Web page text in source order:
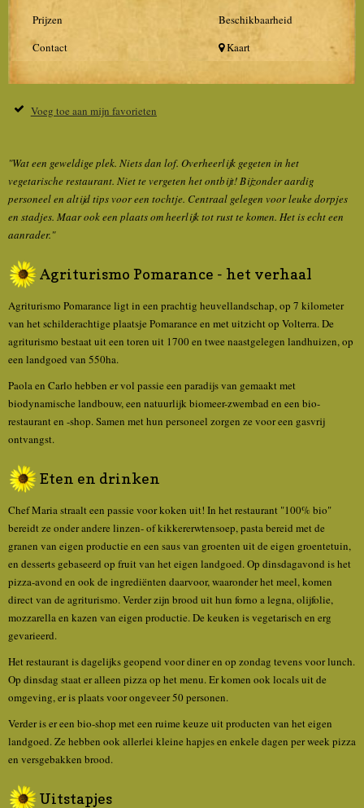
Prijzen
Beschikbaarheid
Contact
Kaart
Voeg toe aan mijn favorieten
"Wat een geweldige plek. Niets dan lof. Overheerlijk gegeten in het
vegetarische restaurant. Niet te vergeten het ontbijt! Bijzonder aardig
personeel en altijd tips voor een tochtje. Centraal gelegen voor leuke dorpjes
en stadjes. Maar ook een plaats om heerlijk tot rust te komen. Het is echt een
aanrader."
Agriturismo Pomarance - het verhaal
Agriturismo Pomarance ligt in een prachtig heuvellandschap, op 7 kilometer
van het schilderachtige plaatsje Pomarance en met uitzicht op Volterra. De
agriturismo bestaat uit een toren uit 1700 en twee naastgelegen landhuizen, op
een landgoed van 550ha.
Paola en Carlo hebben er vol passie een paradijs van gemaakt met
biodynamische landbouw, een natuurlijk biomeer-zwembad en een bio-
restaurant en -shop. Samen met hun personeel zorgen ze voor een gasvrij
ontvangst.
Eten en drinken
Chef Maria straalt een passie voor koken uit! In het restaurant "100% bio"
bereidt ze onder andere linzen- of kikkererwtensoep, pasta bereid met de
granen van eigen productie en een saus van groenten uit de eigen groentetuin,
en desserts gebaseerd op fruit van het eigen landgoed. Op dinsdagavond is het
pizza-avond en ook de ingrediënten daarvoor, waaronder het meel, komen
direct van de agriturismo. Verder zijn brood uit hun forno a legna, olijfolie,
mozzarella en kazen van eigen productie. De keuken is vegetarisch en erg
gevarieerd.
Het restaurant is dagelijks geopend voor diner en op zondag tevens voor lunch.
Op dinsdag staat er alleen pizza op het menu. Er komen ook locals uit de
omgeving, er is plaats voor ongeveer 50 personen.
Verder is er een bio-shop met een ruime keuze uit producten van het eigen
landgoed. Ze hebben ook allerlei kleine hapjes en enkele dagen per week pizza
en versgebakken brood.
Uitstapjes